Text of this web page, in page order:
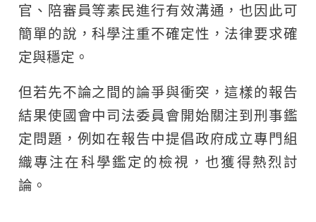
官、陪審員等素民進行有效溝通，也因此可
簡單的說，科學注重不確定性，法律要求確
定與穩定。
但若先不論之間的論爭與衝突，這樣的報告
結果使國會中司法委員會開始關注到刑事鑑
定問題，例如在報告中提倡政府成立專門組
織專注在科學鑑定的檢視，也獲得熱烈討
論。